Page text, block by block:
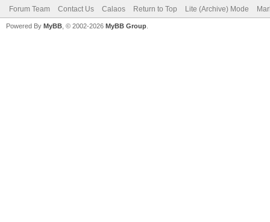
Forum Team Contact Us Calaos Return to Top Lite (Archive) Mode
Powered By MyBB , © 2002-2026 MyBB Group